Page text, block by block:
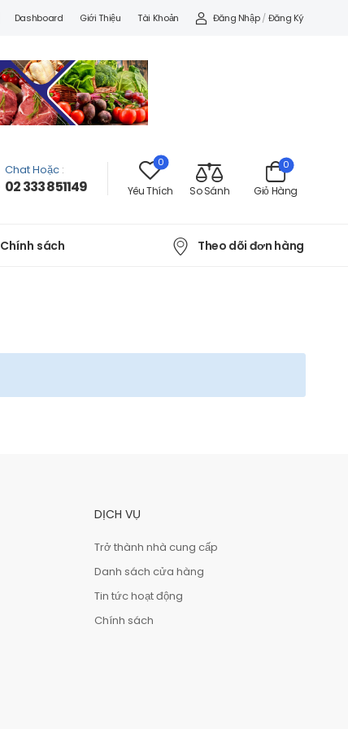
Dashboard Giới Thiệu Tài Khoản Đăng Nhập / Đăng Ký
Chat Hoặc :
02 333 851149
0
Yêu Thích So Sánh Giỏ Hàng
0
Chính sách Theo dõi đơn hàng
DỊCH VỤ
Trở thành nhà cung cấp
Danh sách cửa hàng
Tin tức hoạt động
Chính sách